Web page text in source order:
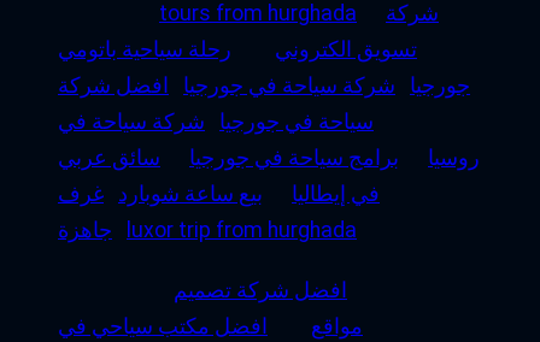
tours from hurghada
شركة
تسويق الكتروني
رحلة سياحية باتومي
جورجيا
شركة سياحة في جورجيا
افضل شركة
سياحة في جورجيا
شركة سياحة في
روسيا
برامج سياحة في جورجيا
سائق عربي
في إيطاليا
بيع ساعة شوبارد
غرف
جاهزة
luxor trip from hurghada
افضل شركة تصميم
مواقع
افضل مكتب سياحي في